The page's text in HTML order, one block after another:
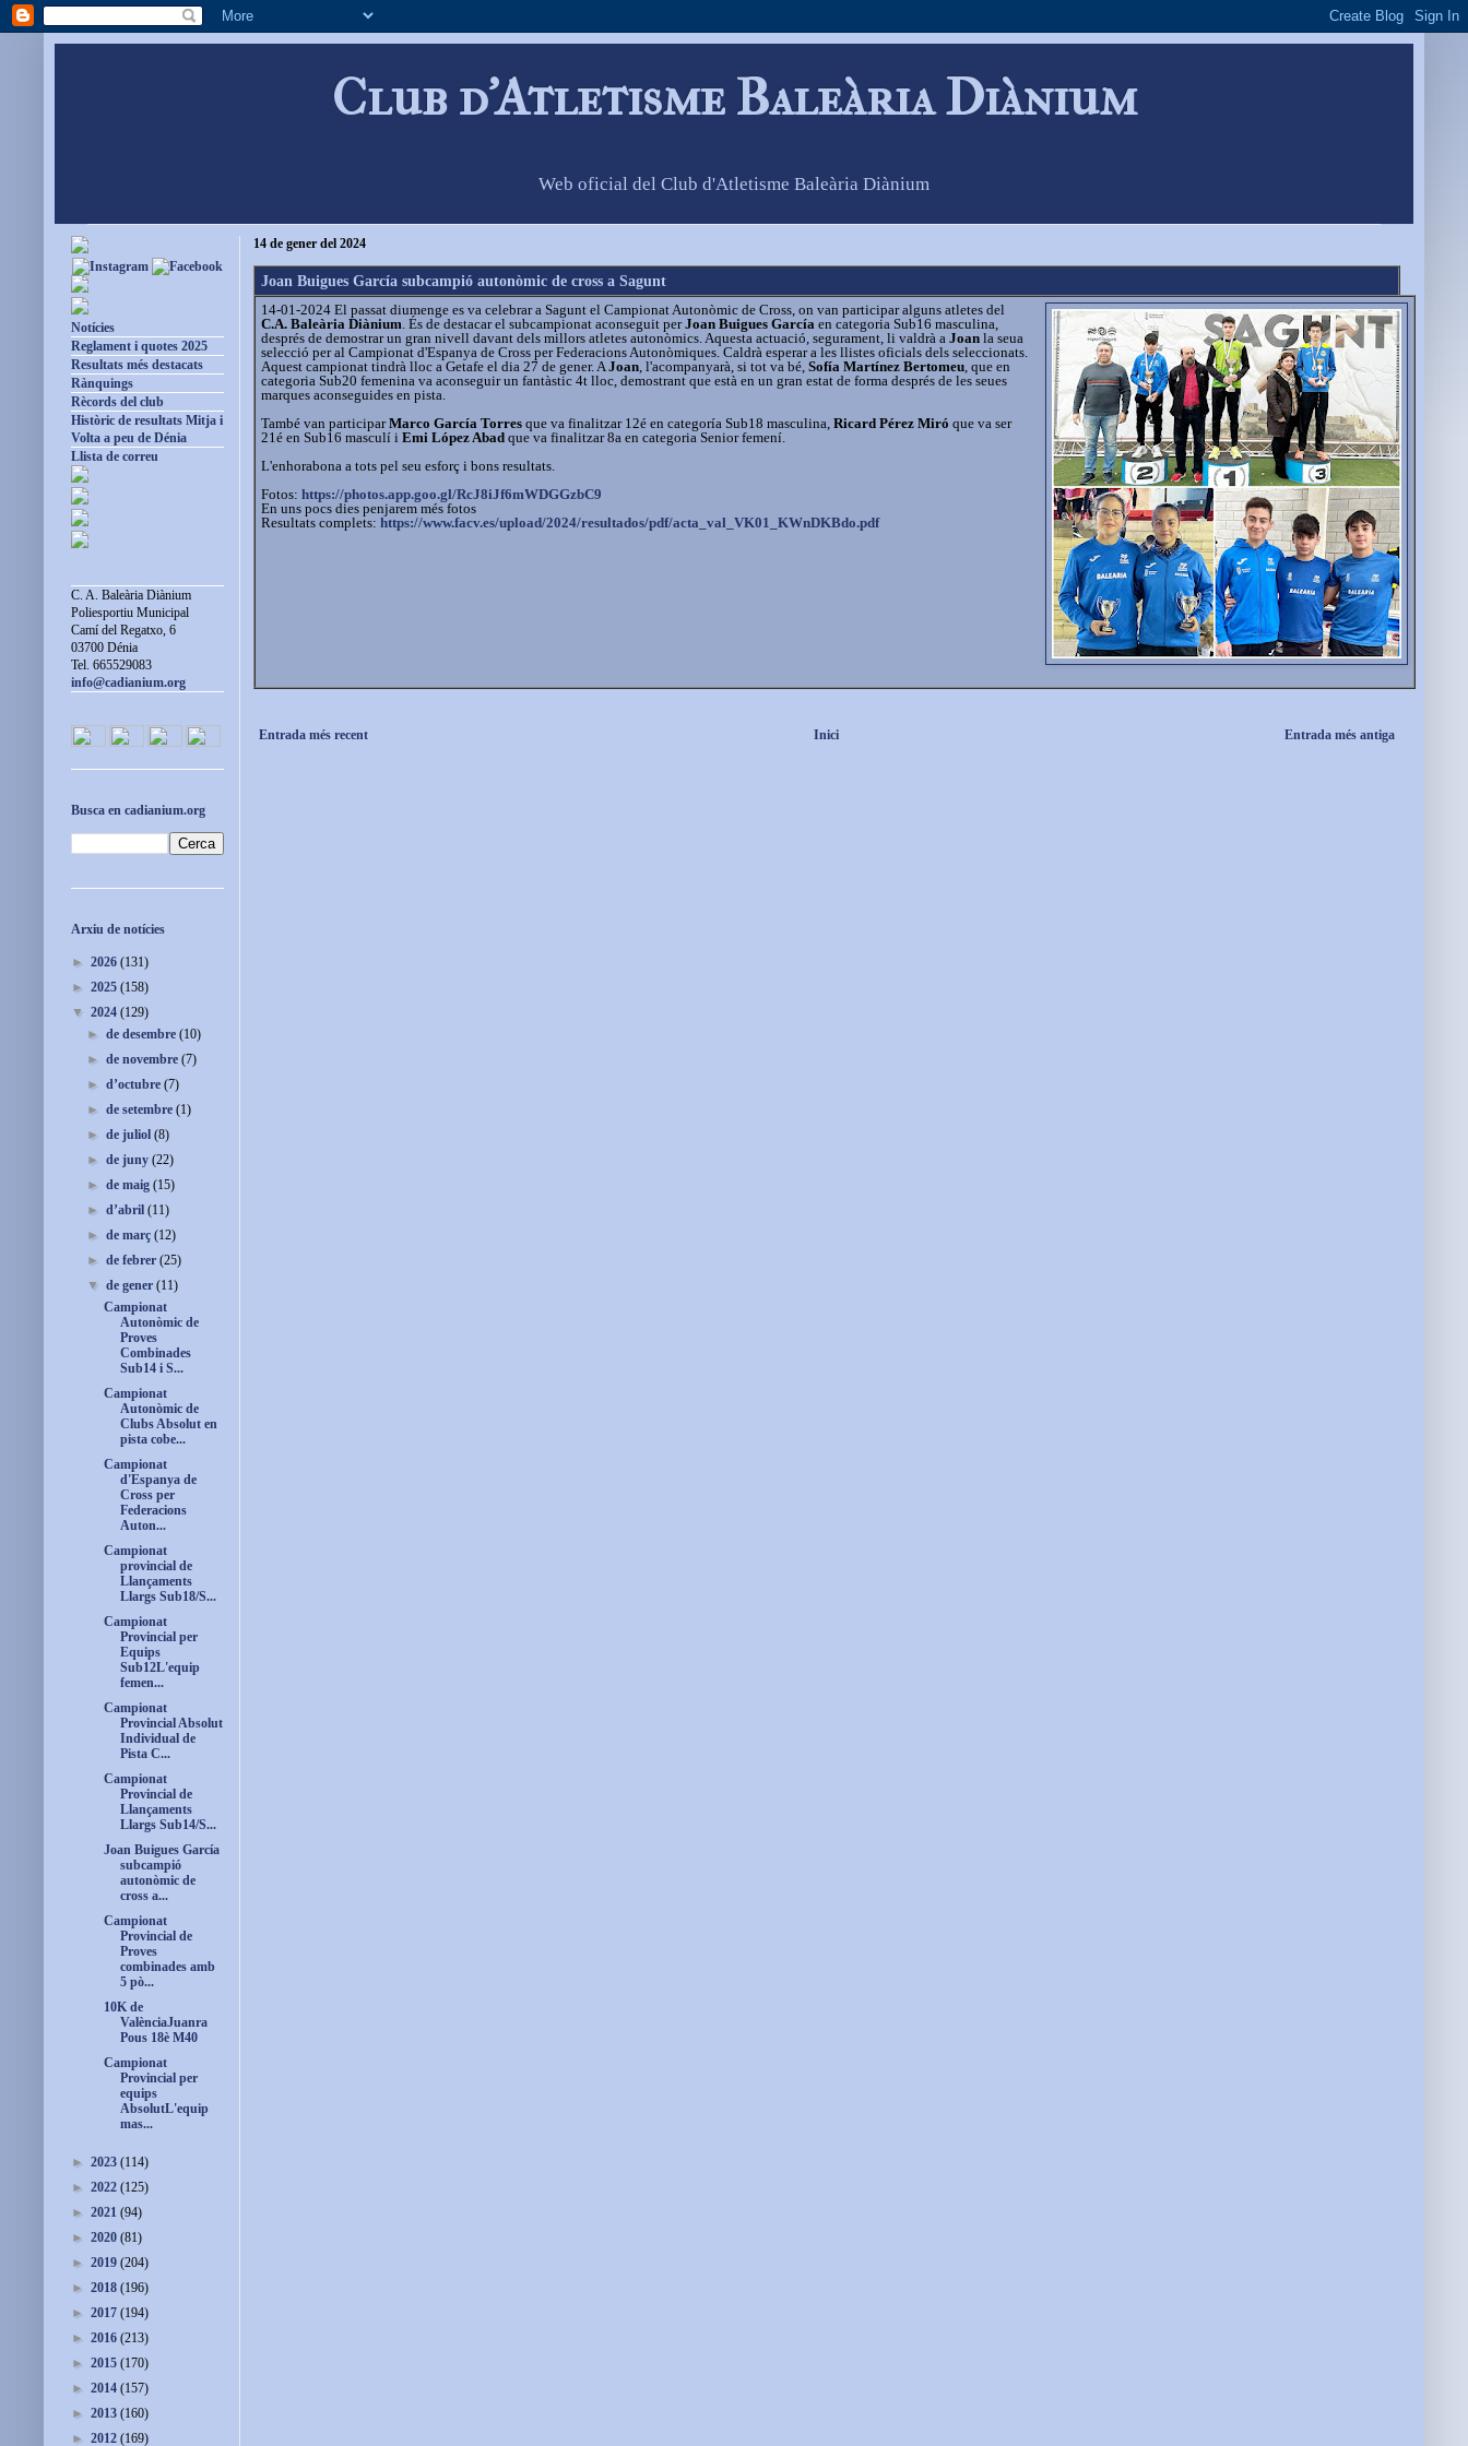
Club d'Atletisme Baleària Diànium
Web oficial del Club d'Atletisme Baleària Diànium
14 de gener del 2024
Joan Buigues García subcampió autonòmic de cross a Sagunt
14-01-2024 El passat diumenge es va celebrar a Sagunt el Campionat Autonòmic de Cross, on van participar alguns atletes del
C.A. Baleària Diànium . És de destacar el subcampionat aconseguit perJoan Buigues García en categoria Sub16 masculina,
després de demostrar un gran nivell davant dels millors atletes autonòmics. Aquesta actuació, segurament, li valdrà a Joan la seua
selecció per al Campionat d'Espanya de Cross per Federacions Autonòmiques. Caldrà esperar a les llistes oficials dels seleccionats.
Aquest campionat tindrà lloc a Getafe el dia 27 de gener. A Joan , l'acompanyarà, si tot va bé, Sofía Martínez Bertomeu , que en
categoria Sub20 femenina va aconseguir un fantàstic 4t lloc, demostrant que està en un gran estat de forma després de les seues
marques aconseguides en pista.
També van participarMarco García Torres que va finalitzar 12é en categoría Sub18 masculina, Ricard Pérez Miró que va ser
21é en Sub16 masculí i Emi López Abad que va finalitzar 8a en categoria Senior femení.
L'enhorabona a tots pel seu esforç i bons resultats.
Fotos: https://photos.app.goo.gl/RcJ8iJf6mWDGGzbC9
En uns pocs dies penjarem més fotos
Resultats complets: https://www.facv.es/upload/2024/resultados/pdf/acta_val_ VK01_KWnDKBdo.pdf
Entrada més recent Entrada més antiga
Inici
Notícies
Reglament i quotes 2025
Resultats més destacats
Rànquings
Rècords del club
Històric de resultats Mitja i
Volta a peu de Dénia
Llista de correu
C. A. Baleària Diànium
Poliesportiu Municipal
Camí del Regatxo, 6
03700 Dénia
Tel. 665529083
info@cadianium.org
Busca en cadianium.org
Arxiu de notícies
► 2026 (131)
► 2025 (158)
▼ 2024 (129)
►de desembre(10)
►de novembre(7)
►d’octubre(7)
►de setembre(1)
►de juliol(8)
►de juny(22)
►de maig(15)
►d’abril(11)
►de març(12)
►de febrer(25)
▼de gener(11)
Campionat
Autonòmic de
Proves
Combinades
Sub14 i S...
Campionat
Autonòmic de
Clubs Absolut en
pista cobe...
Campionat
d'Espanya de
Cross per
Federacions
Auton...
Campionat
provincial de
Llançaments
Llargs Sub18/S...
Campionat
Provincial per
Equips
Sub12L'equip
femen...
Campionat
Provincial Absolut
Individual de
Pista C...
Campionat
Provincial de
Llançaments
Llargs Sub14/S...
Joan Buigues García
subcampió
autonòmic de
cross a...
Campionat
Provincial de
Proves
combinades amb
5 pò...
10K de
ValènciaJuanra
Pous 18è M40
Campionat
Provincial per
equips
AbsolutL'equip
mas...
► 2023 (114)
► 2022 (125)
► 2021 (94)
► 2020 (81)
► 2019 (204)
► 2018 (196)
► 2017 (194)
► 2016 (213)
► 2015 (170)
► 2014 (157)
► 2013 (160)
► 2012 (169)